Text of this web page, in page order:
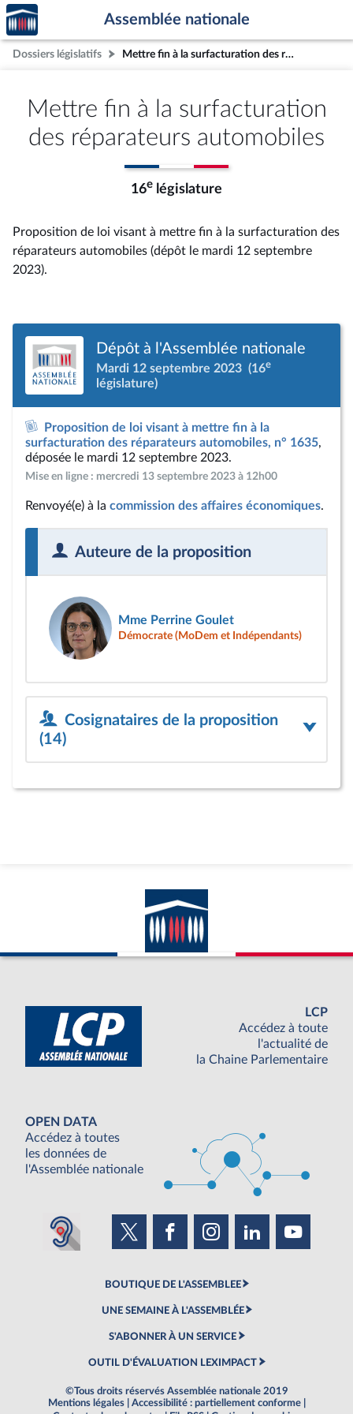
Aller au contenu
Aller en bas de la page
Accèder
à la
page
d'accueil
Assemblée nationale
Dossiers législatifs Mettre fin à la surfacturation des réparateurs automobiles
Mettre fin à la surfacturation
des réparateurs automobiles
16e législature
Proposition de loi visant à mettre fin à la surfacturation des
réparateurs automobiles (dépôt le mardi 12 septembre
2023).
Dépôt à l'Assemblée nationale
Mardi 12 septembre 2023 (16e
législature)
Proposition de loi visant à mettre fin à la
surfacturation des réparateurs automobiles, n° 1635,
déposée le mardi 12 septembre 2023.
Mise en ligne : mercredi 13 septembre 2023 à 12h00
Renvoyé(e) à la commission des affaires économiques.
Auteure de la proposition
Mme Perrine Goulet
Démocrate (MoDem et Indépendants)
Cosignataires de la proposition
(14)
LCP
Accédez à toute
l'actualité de
la Chaine Parlementaire
OPEN DATA
Accédez à toutes
les données de
l'Assemblée nationale
BOUTIQUE DE L'ASSEMBLEE
UNE SEMAINE À L'ASSEMBLÉE
S'ABONNER À UN SERVICE
OUTIL D'ÉVALUATION LEXIMPACT
©Tous droits réservés Assemblée nationale 2019
Mentions légales
Accessibilité : partiellement conforme